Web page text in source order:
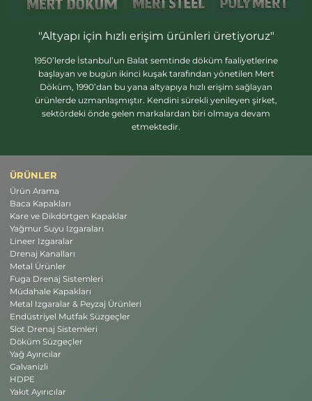
"Altyapı için hızlı erişim ürünleri üretiyoruz"
1950’lerde İstanbul’un Balat semtinde döküm faaliyetlerine
başlayan ve bugün ikinci kuşak tarafından yönetilen Mert
Döküm, 1990’dan bu yana altyapıya hızlı erişim sağlayan
ürünlerde uzmanlaşmıştır. Kendini sürekli yenileyen şirket,
sektördeki önde gelen markalardan biri olmaya devam
etmektedir.
ÜRÜNLER
Ürün Arama
Baca Kapakları
Kare ve Dikdörtgen Kapaklar
Yağmur Suyu Izgaraları
Lineer Izgaralar
Drenaj Kanalları
Metal Ürünler
Fuga Drenaj Sistemleri
Müdahale Kapakları
Metal Izgaralar & Peyzaj Ürünleri
Endüstriyel Mutfak Süzgeçler
Slot Drenaj Sistemleri
Döküm Süzgeçler
Yağ Ayırıcılar
Galvanizli
HDPE
Yakıt Ayırıcılar